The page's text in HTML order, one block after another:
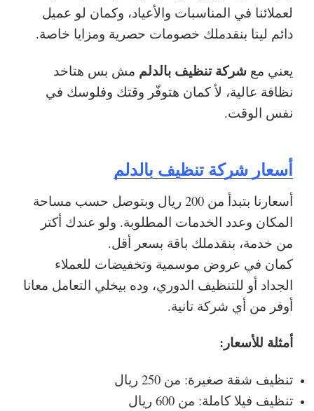
لعملائنا في المناسبات والأعياد، وكمان لو عميل
دائم لينا بنقدملك خصومات حصرية ومزايا خاصة.
يعني مع شركة تنظيف بالدلم مش بس هتاخد
نظافة عالية، لأ كمان هتوفّر وقتك وفلوسك في
نفس الوقت.
أسعار شركة تنظيف بالدلم
أسعارنا بتبدأ من 200 ريال وبتوصل حسب مساحة
المكان وعدد الخدمات المطلوبة. ولو عندك أكتر
من خدمة، بنقدملك باقة بسعر أقل.
كمان في عروض موسمية وتخفيضات للعملاء
الجداد أو للتنظيف الدوري، وده بيخلي التعامل معانا
أوفر من أي شركة تانية.
أمثلة للأسعار:
تنظيف شقة صغيرة: من 250 ريال
تنظيف فيلا كاملة: من 600 ريال